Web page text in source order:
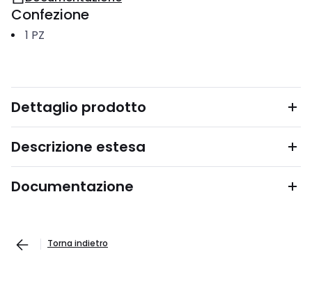
Confezione
1 PZ
Dettaglio prodotto
Descrizione estesa
Documentazione
Torna indietro